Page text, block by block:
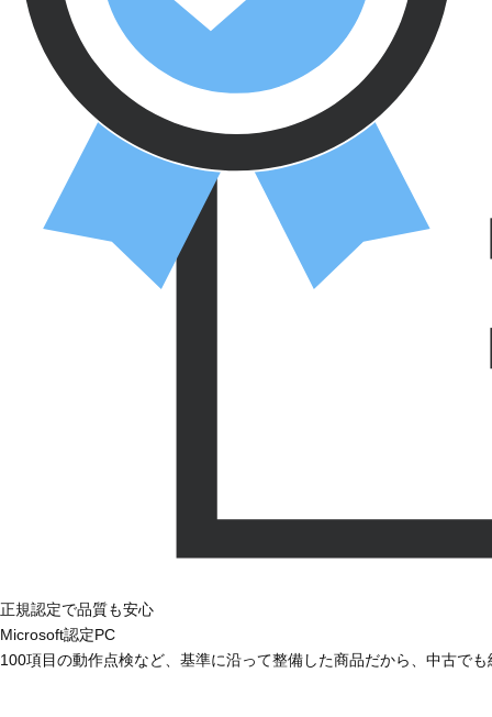
正規認定で品質も安心
Microsoft認定PC
100項目の動作点検など、基準に沿って整備した商品だから、中古で